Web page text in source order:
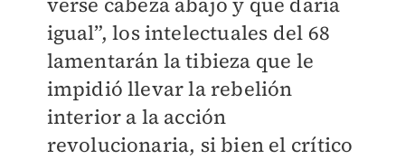
igual”, los intelectuales del 68
lamentarán la tibieza que le
impidió llevar la rebelión
interior a la acción
revolucionaria, si bien el crítico